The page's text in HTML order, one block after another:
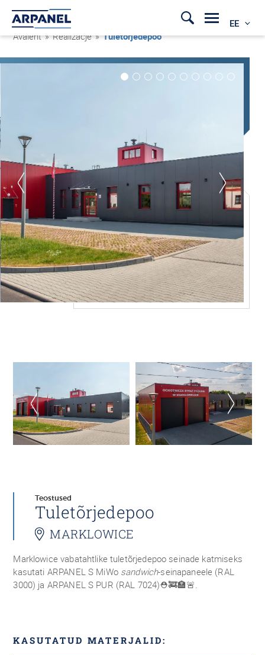
EE
Avaleht » Realizacje »Tuletõrjedepoo
Teostused
Tuletõrjedepoo
MARKLOWICE
Marklowice vabatahtlike tuletõrjedepoo seinade katmiseks
kasutati ARPANEL S MiWo sandwich-seinapaneele (RAL
3000) ja ARPANEL S PUR (RAL 7024)⛑🚒🏣🚨.
KASUTATUD MATERJALID: